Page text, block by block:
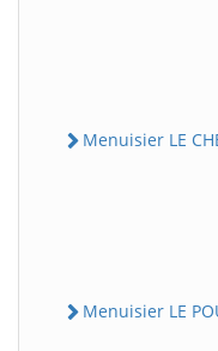
Menuisier LE
Menuisier LE